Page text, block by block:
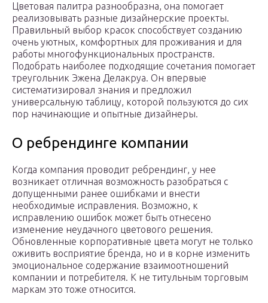
Цветовая палитра разнообразна, она помогает
реализовывать разные дизайнерские проекты.
Правильный выбор красок способствует созданию
очень уютных, комфортных для проживания и для
работы многофункциональных пространств.
Подобрать наиболее подходящие сочетания помогает
треугольник Эжена Делакруа. Он впервые
систематизировал знания и предложил
универсальную таблицу, которой пользуются до сих
пор начинающие и опытные дизайнеры.
О ребрендинге компании
Когда компания проводит ребрендинг, у нее
возникает отличная возможность разобраться с
допущенными ранее ошибками и внести
необходимые исправления. Возможно, к
исправлению ошибок может быть отнесено
изменение неудачного цветового решения.
Обновленные корпоративные цвета могут не только
оживить восприятие бренда, но и в корне изменить
эмоциональное содержание взаимоотношений
компании и потребителя. К не титульным торговым
маркам это тоже относится.